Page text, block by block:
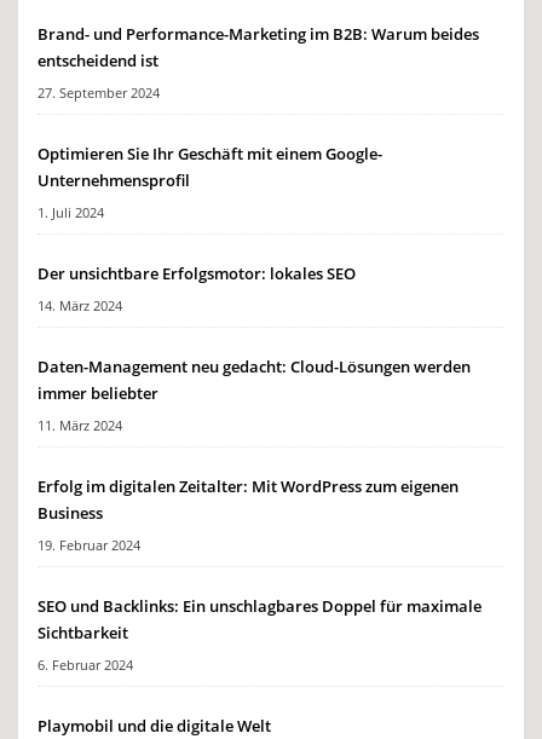
Brand- und Performance-Marketing im B2B: Warum beides
entscheidend ist
27. September 2024
Optimieren Sie Ihr Geschäft mit einem Google-
Unternehmensprofil
1. Juli 2024
Der unsichtbare Erfolgsmotor: lokales SEO
14. März 2024
Daten-Management neu gedacht: Cloud-Lösungen werden
immer beliebter
11. März 2024
Erfolg im digitalen Zeitalter: Mit WordPress zum eigenen
Business
19. Februar 2024
SEO und Backlinks: Ein unschlagbares Doppel für maximale
Sichtbarkeit
6. Februar 2024
Playmobil und die digitale Welt